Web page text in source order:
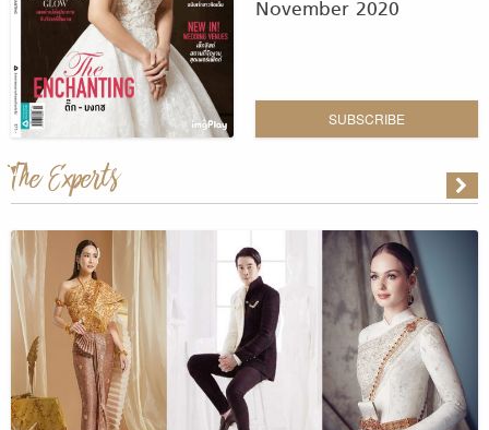
November 2020
SUBSCRIBE
The Experts